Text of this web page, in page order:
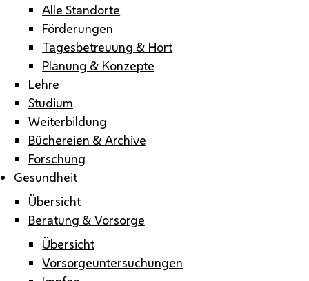
Alle Standorte
Förderungen
Tagesbetreuung & Hort
Planung & Konzepte
Lehre
Studium
Weiterbildung
Büchereien & Archive
Forschung
Gesundheit
Übersicht
Beratung & Vorsorge
Übersicht
Vorsorgeuntersuchungen